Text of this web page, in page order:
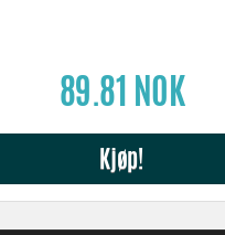
89.81 NOK
Kjøp!